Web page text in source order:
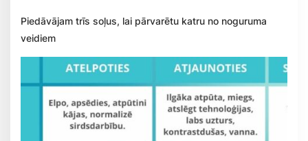
Piedāvājam trīs soļus, lai pārvarētu katru no noguruma
veidiem